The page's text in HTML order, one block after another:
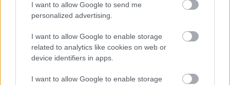
I want to allow Google to send me
personalized advertising.
I want to allow Google to enable storage
related to analytics like cookies on web or
device identifiers in apps.
I want to allow Google to enable storage
Egy 100 éves nő szerint ez a
szuperétel a hosszú élet titka - nem,
nem az, amire először gondolnál